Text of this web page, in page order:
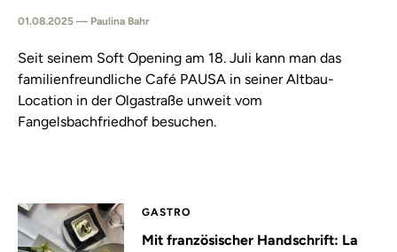
01.08.2025 — Paulina Bahr
Seit seinem Soft Opening am 18. Juli kann man das
familienfreundliche Café PAUSA in seiner Altbau-
Location in der Olgastraße unweit vom
Fangelsbachfriedhof besuchen.
GASTRO
Mit französischer Handschrift: La